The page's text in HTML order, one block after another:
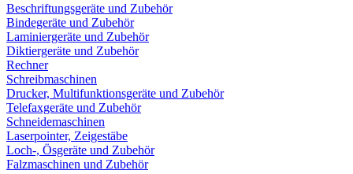
Beschriftungsgeräte und Zubehör
Bindegeräte und Zubehör
Laminiergeräte und Zubehör
Diktiergeräte und Zubehör
Rechner
Schreibmaschinen
Drucker, Multifunktionsgeräte und Zubehör
Telefaxgeräte und Zubehör
Schneidemaschinen
Laserpointer, Zeigestäbe
Loch-, Ösgeräte und Zubehör
Falzmaschinen und Zubehör